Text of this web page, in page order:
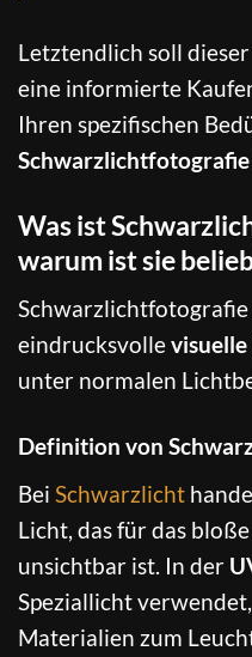
Letztendlich soll
eine informierte
Ihren spezifischen
Schwarzlichtfotografie
Was ist
warum ist sie
eindrucksvolle
unter normalen
Definition von
Bei Schwarzlicht
Licht, das für das
unsichtbar ist. In der
Speziallicht
Materialien zum